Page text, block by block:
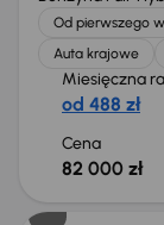
Od pierwszego
Auta krajowe
Miesięczna
od 488 zł
Cena
82 000 zł
Świeżo